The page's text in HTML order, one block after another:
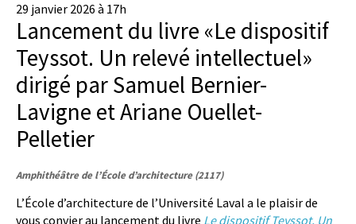
29 janvier 2026 à 17h
Lancement du livre «Le dispositif
Teyssot. Un relevé intellectuel»
dirigé par Samuel Bernier-
Lavigne et Ariane Ouellet-
Pelletier
Amphithéâtre de l’École d’architecture (2117)
L’École d’architecture de l’Université Laval a le plaisir de
vous convier au lancement du livre Le dispositif Teyssot. Un